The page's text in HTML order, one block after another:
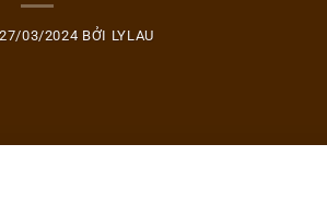
27/03/2024 BỞI LYLAU